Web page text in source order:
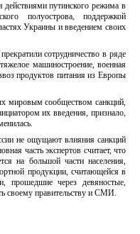
путинского режима в
полуострова, поддержкой
Украины и введением своих
сотрудничество в ряде
машиностроение, военная
продуктов питания из Европы
мировым сообществом санкций,
их введения, признало,
не ощущают влияния санкций
часть экспертов считает, что
на большой части населения,
продукции, считающейся в
прошедшие через девяностые,
своему правительству и СМИ.